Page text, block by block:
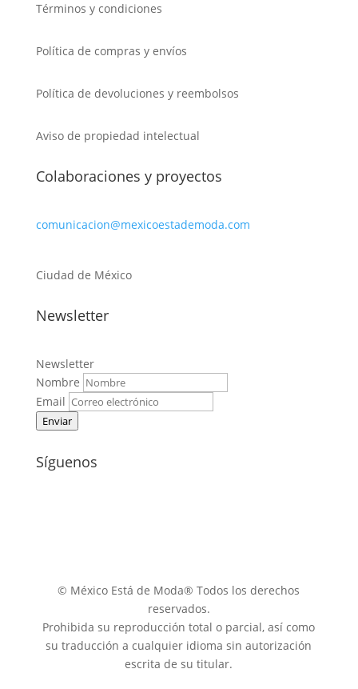
Términos y condiciones
Política de compras y envíos
Política de devoluciones y reembolsos
Aviso de propiedad intelectual
Colaboraciones y proyectos
comunicacion@mexicoestademoda.com
Ciudad de México
Newsletter
Newsletter
Nombre
Email
Enviar
Síguenos
© México Está de Moda® Todos los derechos
reservados.
Prohibida su reproducción total o parcial, así como
su traducción a cualquier idioma sin autorización
escrita de su titular.